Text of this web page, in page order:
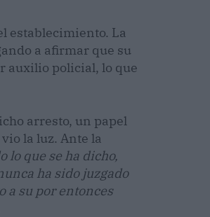
establecimiento. La
a afirmar que su
auxilio policial, lo que
arresto, un papel
la luz. Ante la
lo que se ha dicho,
ha sido juzgado
a su por entonces